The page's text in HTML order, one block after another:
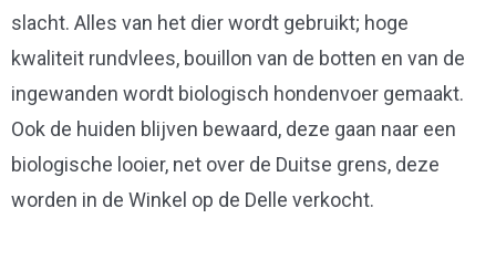
slacht. Alles van het dier wordt gebruikt; hoge
kwaliteit rundvlees, bouillon van de botten en van de
ingewanden wordt biologisch hondenvoer gemaakt.
Ook de huiden blijven bewaard, deze gaan naar een
biologische looier, net over de Duitse grens, deze
worden in de Winkel op de Delle verkocht.